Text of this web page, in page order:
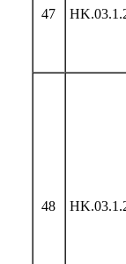
47
48